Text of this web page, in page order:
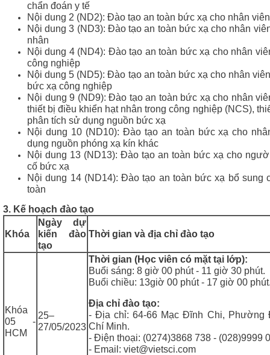
chẩn đoán y tế
Nội dung 2 (ND2): Đào tạo an toàn bức xạ cho nhân
Nội dung 3 (ND3): Đào tạo an toàn bức xạ cho nhân
nhân
Nội dung 4 (ND4): Đào tạo an toàn bức xạ cho nhân
công nghiệp
Nội dung 5 (ND5): Đào tạo an toàn bức xạ cho nhân
bức xạ công nghiệp
Nội dung 9 (ND9): Đào tạo an toàn bức xạ cho nhân
thiết bị điều khiển hạt nhân trong công nghiệp (NCS),
phân tích sử dụng nguồn bức xạ
Nội dung 10 (ND10): Đào tạo an toàn bức xạ cho
dụng nguồn phóng xạ kín khác
Nội dung 13 (ND13): Đào tạo an toàn bức xạ cho
cố bức xạ
Nội dung 14 (ND14): Đào tạo an toàn bức xạ bổ sung
toàn
3. Kế hoạch đào tạo
Khóa
Ngày dự
kiến đào
tạo
Thời gian và địa chỉ đào tạo
Khóa
05 -
HCM
25–
27/05/2023
Thời gian (Học viên có mặt tại lớp):
Buổi sáng: 8 giờ 00 phút - 11 giờ 30 phút.
Buổi chiều: 13giờ 00 phút - 17 giờ 00
Địa chỉ đào tạo:
- Địa chỉ: 64-66 Mạc Đĩnh Chi, Phường
Chí Minh.
- Điện thoại: (0274)3868 738 - (028)9999
- Email: viet@vietsci.com